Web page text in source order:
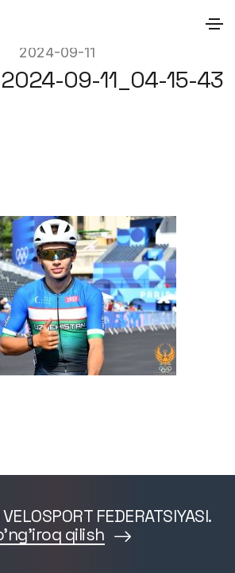
2024-09-11
09-11_04-15-43
VELOSPORT FEDERATSIYASI.
qilish